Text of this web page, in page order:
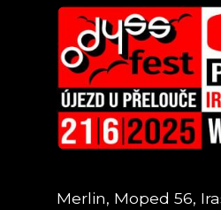
Merlin, Moped 56,